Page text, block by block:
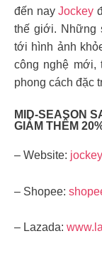
đến nayJockey
thế giới. Những
tới hình ảnh
công nghệ mới,
phong cách đặc
MID-SEASON
GIẢM THÊM
– Website:
– Shopee:
– Lazada: